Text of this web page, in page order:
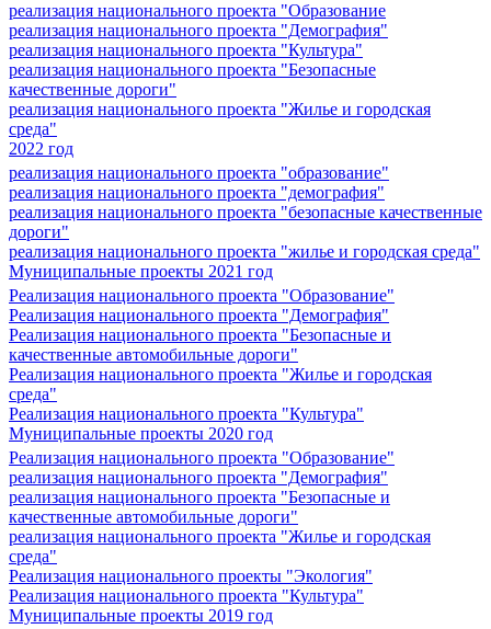
реализация национального проекта "Образование
реализация национального проекта "Демография"
реализация национального проекта "Культура"
реализация национального проекта "Безопасные
качественные дороги"
реализация национального проекта "Жилье и городская
среда"
2022 год
реализация национального проекта "образование"
реализация национального проекта "демография"
реализация национального проекта "безопасные качественные
дороги"
реализация национального проекта "жилье и городская среда"
Муниципальные проекты 2021 год
Реализация национального проекта "Образование"
Реализация национального проекта "Демография"
Реализация национального проекта "Безопасные и
качественные автомобильные дороги"
Реализация национального проекта "Жилье и городская
среда"
Реализация национального проекта "Культура"
Муниципальные проекты 2020 год
Реализация национального проекта "Образование"
реализация национального проекта "Демография"
реализация национального проекта "Безопасные и
качественные автомобильные дороги"
реализация национального проекта "Жилье и городская
среда"
Реализация национального проекты "Экология"
Реализация национального проекта "Культура"
Муниципальные проекты 2019 год